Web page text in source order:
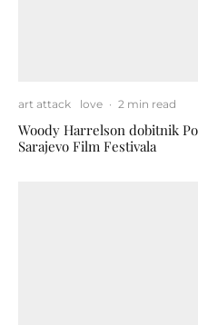
art attack love · 2 min read
Woody Harrelson dobitnik
Sarajevo Film Festivala